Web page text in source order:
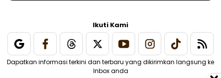
Ikuti Kami
Dapatkan informasi terkini dan terbaru yang dikirimkan langsung ke
Inbox anda